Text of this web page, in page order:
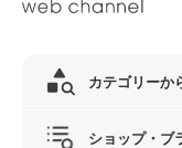
カテゴリーか
ショップ・ブ